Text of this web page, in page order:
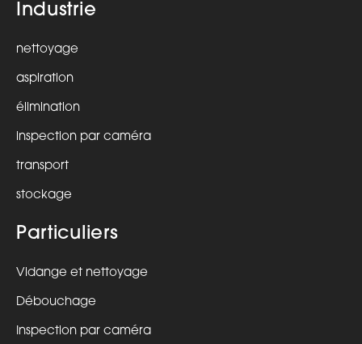
Industrie
nettoyage
aspiration
élimination
inspection par caméra
transport
stockage
Particuliers
Vidange et nettoyage
Débouchage
Inspection par caméra